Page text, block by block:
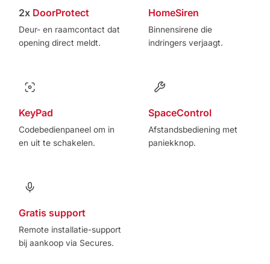
2x DoorProtect
Deur- en raamcontact dat
opening direct meldt.
HomeSiren
Binnensirene die
indringers verjaagt.
KeyPad
Codebedienpaneel om in
en uit te schakelen.
SpaceControl
Afstandsbediening met
paniekknop.
Gratis support
Remote installatie-support
bij aankoop via Secures.